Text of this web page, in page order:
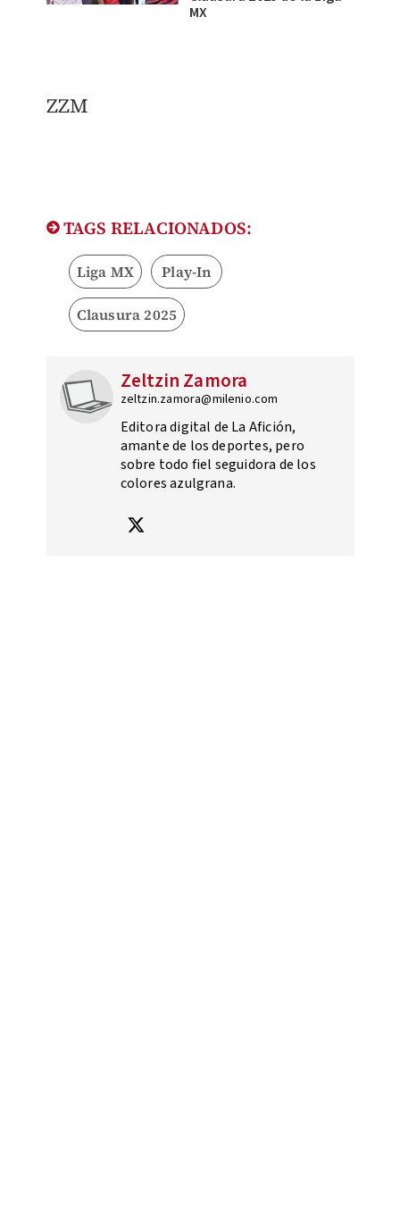
MX
ZZM
TAGS RELACIONADOS:
Liga MX Play-In
Clausura 2025
Zeltzin Zamora
zeltzin.zamora@milenio.com
Editora digital de La Afición,
amante de los deportes, pero
sobre todo fiel seguidora de los
colores azulgrana.